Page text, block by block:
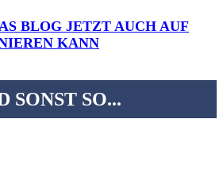
BLOG JETZT AUCH AUF
KANN
SONST SO...